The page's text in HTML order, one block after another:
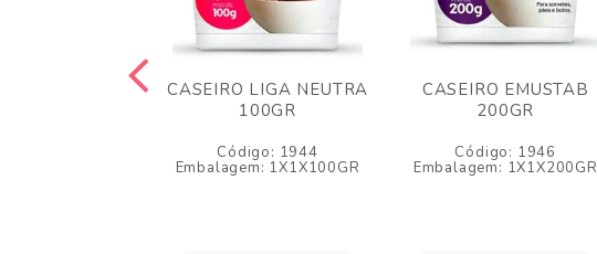
CASEIRO LIGA NEUTRA
100GR
Código: 1944
Embalagem: 1X1X100GR
CASEIRO EMUSTAB
200GR
Código: 1946
Embalagem: 1X1X200GR